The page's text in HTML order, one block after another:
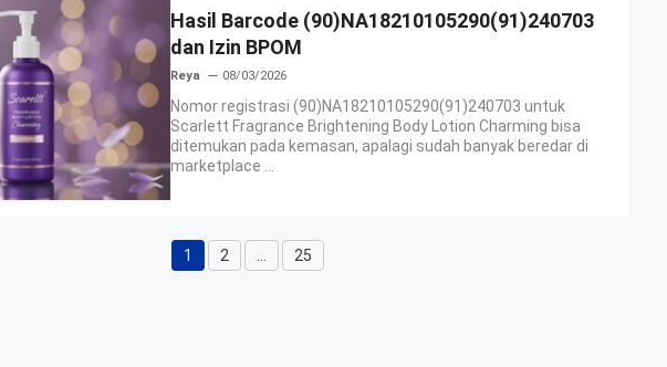
Hasil Barcode (90)NA18210105290(91)240703
dan Izin BPOM
Reya 08/03/2026
Nomor registrasi (90)NA18210105290(91)240703 untuk
Scarlett Fragrance Brightening Body Lotion Charming bisa
ditemukan pada kemasan, apalagi sudah banyak beredar di
marketplace ...
Halaman
1 Halaman
2 Halaman
25